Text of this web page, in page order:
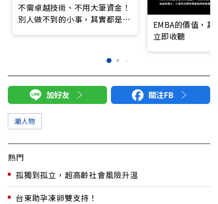
不需卓越技術、不用大筆資金！
別人做不到的小事，其實都是你
EMBA的價值，
立即收聽
加好友 關注FB
潮人物
熱門
孤獨到孤立，超高齡社會風險升溫
台東助孕凍卵雙支持！